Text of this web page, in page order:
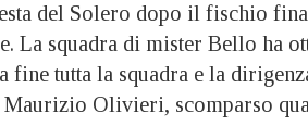
del Solero dopo il fischio
La squadra di mister Bello ha
fine tutta la squadra e la
Olivieri, scomparso